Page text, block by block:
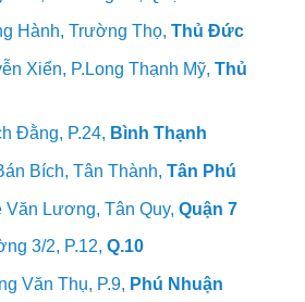
Hành, Trường Thọ, Thủ Đức
Xiển, P.Long Thạnh Mỹ, Thủ
Đằng, P.24, Bình Thạnh
Bích, Tân Thành, Tân Phú
Văn Lương, Tân Quy, Quận 7
3/2, P.12, Q.10
Văn Thụ, P.9, Phú Nhuận